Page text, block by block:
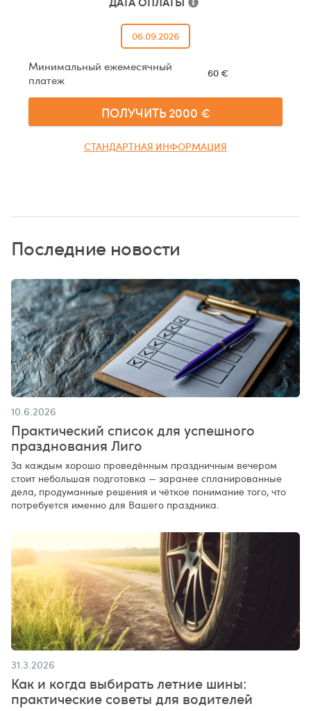
06.09.2026
Минимальный ежемесячный
платеж
60€
ПОЛУЧИТЬ2000 €
СТАНДАРТНАЯ ИНФОРМАЦИЯ
Последние новости
10.6.2026
Практический список для успешного
празднования Лиго
За каждым хорошо проведённым праздничным вечером
стоит небольшая подготовка — заранее спланированные
дела, продуманные решения и чёткое понимание того, что
потребуется именно для Вашего праздника.
31.3.2026
Как и когда выбирать летние шины:
практические советы для водителей